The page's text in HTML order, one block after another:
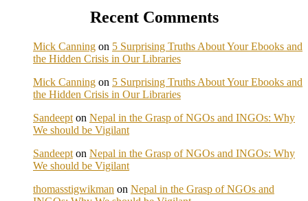
Recent Comments
Mick Canning on 5 Surprising Truths About Your Ebooks and
the Hidden Crisis in Our Libraries
Mick Canning on 5 Surprising Truths About Your Ebooks and
the Hidden Crisis in Our Libraries
Sandeept on Nepal in the Grasp of NGOs and INGOs: Why
We should be Vigilant
Sandeept on Nepal in the Grasp of NGOs and INGOs: Why
We should be Vigilant
thomasstigwikman on Nepal in the Grasp of NGOs and